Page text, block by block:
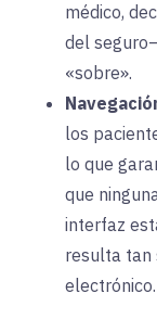
médico,
del
«sobre».
los
lo que
que
interfaz
resulta tan
electrónico.